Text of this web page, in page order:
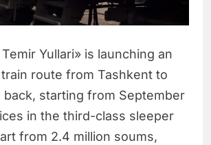
Yullari» is launching an
route from Tashkent to
back, starting from September
in the third-class sleeper
from 2.4 million soums,